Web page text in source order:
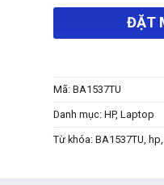
ĐẶT
Mã: BA1537TU
Danh mục: HP, Laptop
Từ khóa: BA1537TU, hp,